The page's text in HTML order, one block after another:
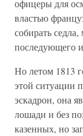
офицеры для
властью
собирать
последующего
Но летом 1813
этой ситуации
эскадрон, она
лошади и без
казенных, но